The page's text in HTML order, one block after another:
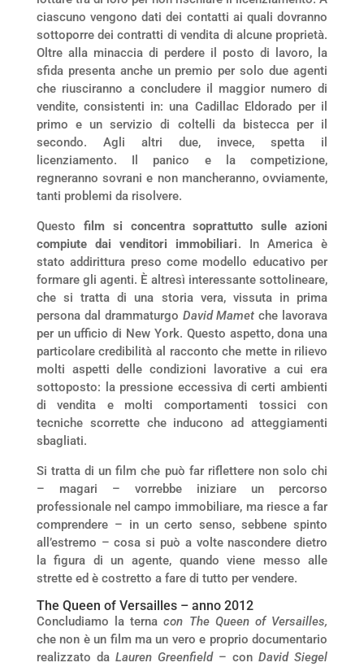
ciascuno vengono dati dei contatti ai quali dovranno
sottoporre dei contratti di vendita di alcune proprietà.
Oltre alla minaccia di perdere il posto di lavoro, la
sfida presenta anche un premio per solo due agenti
che riusciranno a concludere il maggior numero di
vendite, consistenti in: una Cadillac Eldorado per il
primo e un servizio di coltelli da bistecca per il
secondo. Agli altri due, invece, spetta il
licenziamento. Il panico e la competizione,
regneranno sovrani e non mancheranno, ovviamente,
tanti problemi da risolvere.
Questo film si concentra soprattutto sulle azioni
compiute dai venditori immobiliari. In America è
stato addirittura preso come modello educativo per
formare gli agenti. È altresì interessante sottolineare,
che si tratta di una storia vera, vissuta in prima
persona dal drammaturgo David Mamet che lavorava
per un ufficio di New York. Questo aspetto, dona una
particolare credibilità al racconto che mette in rilievo
molti aspetti delle condizioni lavorative a cui era
sottoposto: la pressione eccessiva di certi ambienti
di vendita e molti comportamenti tossici con
tecniche scorrette che inducono ad atteggiamenti
sbagliati.
Si tratta di un film che può far riflettere non solo chi
– magari – vorrebbe iniziare un percorso
professionale nel campo immobiliare, ma riesce a far
comprendere – in un certo senso, sebbene spinto
all’estremo – cosa si può a volte nascondere dietro
la figura di un agente, quando viene messo alle
strette ed è costretto a fare di tutto per vendere.
The Queen of Versailles – anno 2012
Concludiamo la terna con The Queen of Versailles,
che non è un film ma un vero e proprio documentario
realizzato da Lauren Greenfield– conDavid Siegel